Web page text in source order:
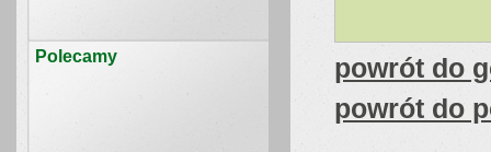
Polecamy
powrót do
powrót do